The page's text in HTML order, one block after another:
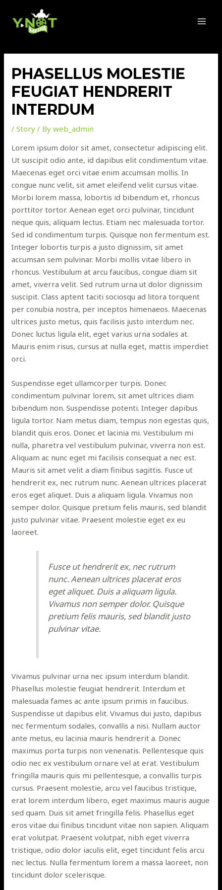
content
PHASELLUS MOLESTIE
FEUGIAT HENDRERIT
INTERDUM
/Story / By web_admin
Lorem ipsum dolor sit amet, consectetur adipiscing elit.
Ut suscipit odio ante, id dapibus elit condimentum vitae.
Maecenas eget orci vitae enim accumsan mollis. In
congue nunc velit, sit amet eleifend velit cursus vitae.
Morbi lorem massa, lobortis id bibendum et, rhoncus
porttitor tortor. Aenean eget orci pulvinar, tincidunt
neque quis, aliquam lectus. Etiam nec malesuada tortor.
Sed id condimentum turpis. Quisque non fermentum est.
Integer lobortis turpis a justo dignissim, sit amet
accumsan sem pulvinar. Morbi mollis vitae libero in
rhoncus. Vestibulum at arcu faucibus, congue diam sit
amet, viverra velit. Sed rutrum urna ut dolor dignissim
suscipit. Class aptent taciti sociosqu ad litora torquent
per conubia nostra, per inceptos himenaeos. Maecenas
ultrices justo metus, quis facilisis justo interdum nec.
Donec luctus ligula elit, eget varius urna sodales at.
Mauris enim risus, cursus at nulla eget, mattis imperdiet
orci.
Suspendisse eget ullamcorper turpis. Donec
condimentum pulvinar lorem, sit amet ultrices diam
bibendum non. Suspendisse potenti. Integer dapibus
ligula tortor. Nam metus diam, tempus non egestas quis,
blandit quis eros. Donec et lacinia mi. Vestibulum mi
nulla, pharetra vel vestibulum pulvinar, viverra non est.
Aliquam ac nunc eget mi facilisis consequat a nec est.
Mauris sit amet velit a diam finibus sagittis. Fusce ut
hendrerit ex, nec rutrum nunc. Aenean ultrices placerat
eros eget aliquet. Duis a aliquam ligula. Vivamus non
semper dolor. Quisque pretium felis mauris, sed blandit
justo pulvinar vitae. Praesent molestie eget ex eu
laoreet.
Fusce ut hendrerit ex, nec rutrum
nunc. Aenean ultrices placerat eros
eget aliquet. Duis a aliquam ligula.
Vivamus non semper dolor. Quisque
pretium felis mauris, sed blandit justo
pulvinar vitae.
Vivamus pulvinar urna nec ipsum interdum blandit.
Phasellus molestie feugiat hendrerit. Interdum et
malesuada fames ac ante ipsum primis in faucibus.
Suspendisse ut dapibus elit. Vivamus dui justo, dapibus
nec fermentum sodales, convallis a nisi. Nullam auctor
ante metus, eu lacinia mauris hendrerit a. Donec
maximus porta turpis non venenatis. Pellentesque quis
odio nec ex vestibulum ornare vel at erat. Vestibulum
fringilla mauris quis mi pellentesque, a convallis turpis
cursus. Praesent molestie, arcu vel faucibus tristique,
erat lorem interdum libero, eget maximus mauris augue
sed quam. Duis sit amet fringilla felis. Phasellus eget
eros vitae dui finibus tincidunt vitae non sapien. Aliquam
erat volutpat. Praesent volutpat, nibh eget viverra
tristique, odio dolor iaculis elit, eget tincidunt felis arcu
nec lectus. Nulla fermentum lorem a massa laoreet, non
tincidunt dolor scelerisque.